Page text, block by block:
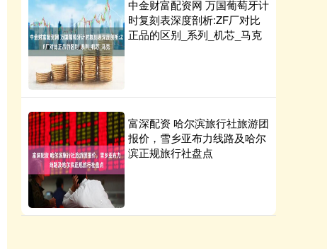
中金财富配资网 万国葡萄牙计
时复刻表深度剖析:ZF厂对比
正品的区别_系列_机芯_马克
富深配资 哈尔滨旅行社旅游团
报价，雪乡亚布力线路及哈尔
滨正规旅行社盘点